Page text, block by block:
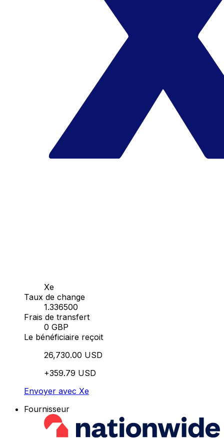
Xe
Taux de change
1.336500
Frais de transfert
0 GBP
Le bénéficiaire reçoit
26,730.00 USD
+359.79 USD
Envoyer avec Xe
Fournisseur